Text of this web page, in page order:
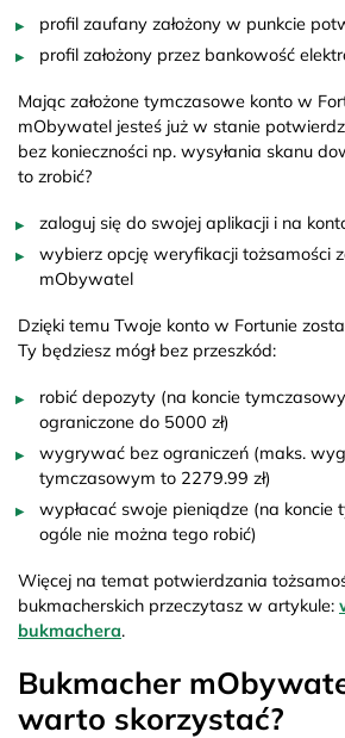
profil zaufany założony w punkcie
profil założony przez bankowość
Mając założone tymczasowe konto w
mObywatel jesteś już w stanie
bez konieczności np. wysyłania skanu
to zrobić?
zaloguj się do swojej aplikacji i na
wybierz opcję weryfikacji tożsamości
mObywatel
Dzięki temu Twoje konto w Fortunie
Ty będziesz mógł bez przeszkód:
robić depozyty (na koncie
ograniczone do 5000 zł)
wygrywać bez ograniczeń (maks.
tymczasowym to 2279.99 zł)
wypłacać swoje pieniądze (na koncie
ogóle nie można tego robić)
Więcej na temat potwierdzania
bukmacherskich przeczytasz w artykule:
bukmachera.
Bukmacher
warto skorzystać?